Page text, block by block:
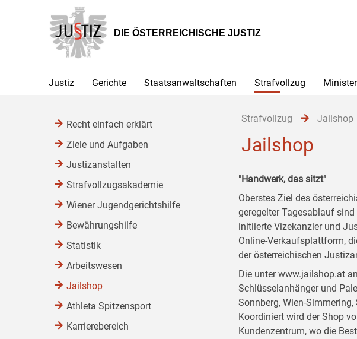
Hauptnavigation
[1]
Inhalt
[2]
Untermenü
[3]
DIE ÖSTERREICHISCHE JUSTIZ
Justiz Gerichte Staatsanwaltschaften Strafvollzug
Strafvollzug Jailshop
Jailshop
"Handwerk, das sitzt"
Oberstes Ziel des
geregelter Tagesablauf
initiierte Vizekanzler und
Online-Verkaufsplattform,
der österreichischen
Die unterwww.jailshop.at
Schlüsselanhänger und
Sonnberg, Wien-
Koordiniert wird der Shop
Kundenzentrum, wo die
Recht einfach erklärt
Ziele und Aufgaben
Justizanstalten
Strafvollzugsakademie
Wiener Jugendgerichtshilfe
Bewährungshilfe
Statistik
Arbeitswesen
Jailshop
Athleta Spitzensport
Karrierebereich